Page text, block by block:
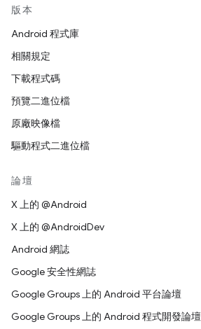
版本
Android 程式庫
相關規定
下載程式碼
預覽二進位檔
原廠映像檔
驅動程式二進位檔
論壇
X 上的 @Android
X 上的 @AndroidDev
Android 網誌
Google 安全性網誌
Google Groups 上的 Android 平台論壇
Google Groups 上的 Android 程式開發論壇